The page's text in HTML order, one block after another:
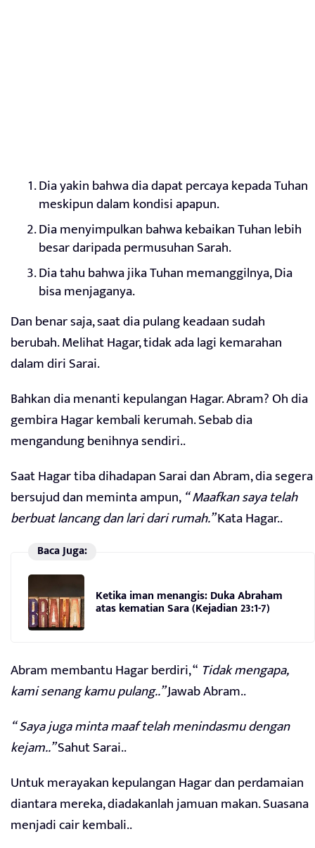
Dia yakin bahwa dia dapat percaya kepada Tuhan
meskipun dalam kondisi apapun.
Dia menyimpulkan bahwa kebaikan Tuhan lebih
besar daripada permusuhan Sarah.
Dia tahu bahwa jika Tuhan memanggilnya, Dia
bisa menjaganya.
Dan benar saja, saat dia pulang keadaan sudah
berubah. Melihat Hagar, tidak ada lagi kemarahan
dalam diri Sarai.
Bahkan dia menanti kepulangan Hagar. Abram? Oh dia
gembira Hagar kembali kerumah. Sebab dia
mengandung benihnya sendiri..
Saat Hagar tiba dihadapan Sarai dan Abram, dia segera
bersujud dan meminta ampun,“ Maafkan saya telah
berbuat lancang dan lari dari rumah.”Kata Hagar..
Baca Juga:
Ketika iman menangis: Duka Abraham
atas kematian Sara (Kejadian 23:1-7)
Abram membantu Hagar berdiri, “ Tidak mengapa,
kami senang kamu pulang..”Jawab Abram..
“ Saya juga minta maaf telah menindasmu dengan
kejam..”Sahut Sarai..
Untuk merayakan kepulangan Hagar dan perdamaian
diantara mereka, diadakanlah jamuan makan. Suasana
menjadi cair kembali..